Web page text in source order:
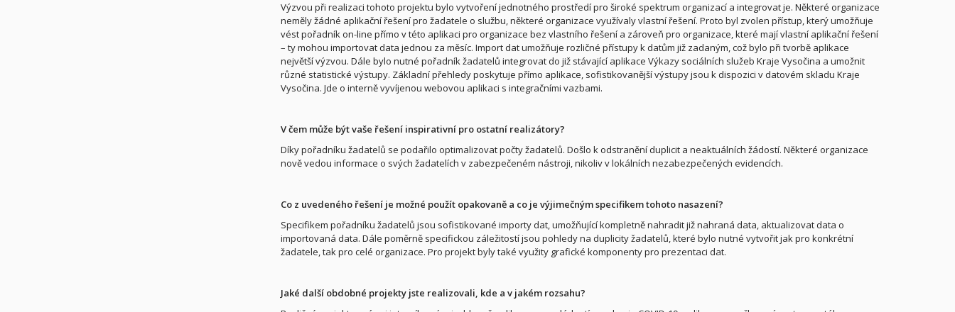
Výzvou při realizaci tohoto projektu bylo vytvoření jednotného prostředí pro široké spektrum organizací a integrovat je. Některé organizace
neměly žádné aplikační řešení pro žadatele o službu, některé organizace využívaly vlastní řešení. Proto byl zvolen přístup, který umožňuje
vést pořadník on-line přímo v této aplikaci pro organizace bez vlastního řešení a zároveň pro organizace, které mají vlastní aplikační řešení
– ty mohou importovat data jednou za měsíc. Import dat umožňuje rozličné přístupy k datům již zadaným, což bylo při tvorbě aplikace
největší výzvou. Dále bylo nutné pořadník žadatelů integrovat do již stávající aplikace Výkazy sociálních služeb Kraje Vysočina a umožnit
různé statistické výstupy. Základní přehledy poskytuje přímo aplikace, sofistikovanější výstupy jsou k dispozici v datovém skladu Kraje
Vysočina. Jde o interně vyvíjenou webovou aplikaci s integračními vazbami.
V čem může být vaše řešení inspirativní pro ostatní realizátory?
Díky pořadníku žadatelů se podařilo optimalizovat počty žadatelů. Došlo k odstranění duplicit a neaktuálních žádostí. Některé organizace
nově vedou informace o svých žadatelích v zabezpečeném nástroji, nikoliv v lokálních nezabezpečených evidencích.
Co z uvedeného řešení je možné použít opakovaně a co je výjimečným specifikem tohoto nasazení?
Specifikem pořadníku žadatelů jsou sofistikované importy dat, umožňující kompletně nahradit již nahraná data, aktualizovat data o
importovaná data. Dále poměrně specifickou záležitostí jsou pohledy na duplicity žadatelů, které bylo nutné vytvořit jak pro konkrétní
žadatele, tak pro celé organizace. Pro projekt byly také využity grafické komponenty pro prezentaci dat.
Jaké další obdobné projekty jste realizovali, kde a v jakém rozsahu?